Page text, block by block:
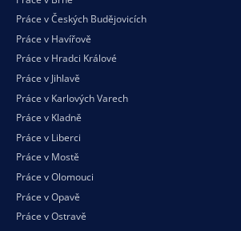
Práce v Českých Budějovicích
Práce v Havířově
Práce v Hradci Králové
Práce v Jihlavě
Práce v Karlových Varech
Práce v Kladně
Práce v Liberci
Práce v Mostě
Práce v Olomouci
Práce v Opavě
Práce v Ostravě